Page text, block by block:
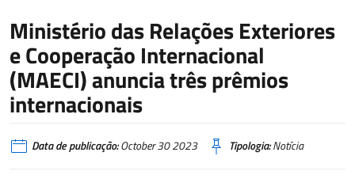
Ministério das Relações Exteriores
e Cooperação Internacional
(MAECI) anuncia três prêmios
internacionais
Data de publicação:October 30 2023 Tipologia:Notícia